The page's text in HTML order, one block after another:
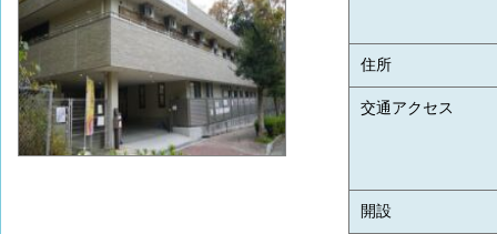
住所
交通アクセス
開設